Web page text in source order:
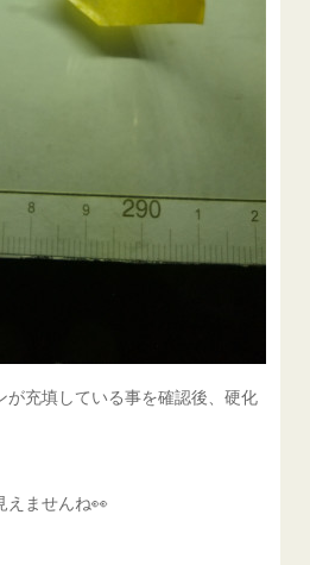
が充填している事を確認後、硬化
えませんね👀